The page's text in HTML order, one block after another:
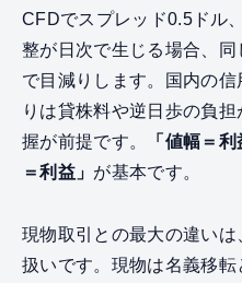
CFDでスプレッド0.5ドル
整が日次で生じる場合、
で目減りします。国内の
りは貸株料や逆日歩の負
握が前提です。
「値幅＝
＝利益」 が基本です。
現物取引との最大の違い
扱いです。現物は名義移